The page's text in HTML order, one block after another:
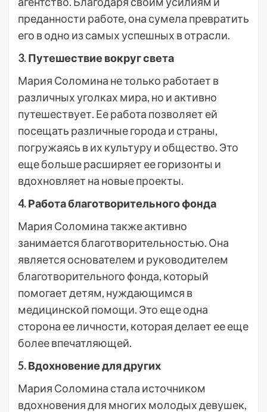
преданности работе, она сумела превратить
его в одно из самых успешных в отрасли.
3. Путешествие вокруг света
Мария Соломина не только работает в
различных уголках мира, но и активно
путешествует. Ее работа позволяет ей
посещать различные города и страны,
погружаясь в их культуру и общество. Это
еще больше расширяет ее горизонты и
вдохновляет на новые проекты.
4. Работа благотворительного фонда
Мария Соломина также активно
занимается благотворительностью. Она
является основателем и руководителем
благотворительного фонда, который
помогает детям, нуждающимся в
медицинской помощи. Это еще одна
сторона ее личности, которая делает ее еще
более впечатляющей.
5. Вдохновение для других
Мария Соломина стала источником
вдохновения для многих молодых девушек,